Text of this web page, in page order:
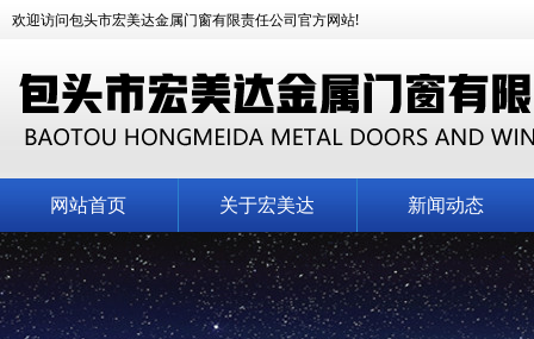
欢迎访问包头市宏美达金属门窗有限责任公司官方网站!
网站首页 关于宏美达 新闻动态